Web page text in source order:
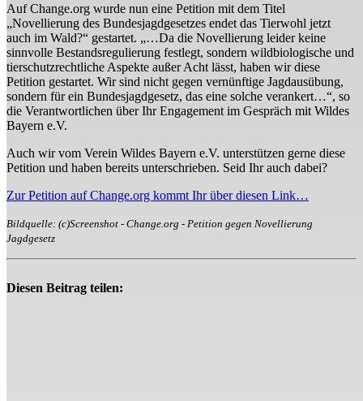
Auf Change.org wurde nun eine Petition mit dem Titel
„Novellierung des Bundesjagdgesetzes endet das Tierwohl jetzt
auch im Wald?“ gestartet. „…Da die Novellierung leider keine
sinnvolle Bestandsregulierung festlegt, sondern wildbiologische und
tierschutzrechtliche Aspekte außer Acht lässt, haben wir diese
Petition gestartet. Wir sind nicht gegen vernünftige Jagdausübung,
sondern für ein Bundesjagdgesetz, das eine solche verankert…“, so
die Verantwortlichen über Ihr Engagement im Gespräch mit Wildes
Bayern e.V.
Auch wir vom Verein Wildes Bayern e.V. unterstützen gerne diese
Petition und haben bereits unterschrieben. Seid Ihr auch dabei?
Zur Petition auf Change.org kommt Ihr über diesen Link…
Bildquelle: (c)Screenshot - Change.org - Petition gegen Novellierung
Jagdgesetz
Diesen Beitrag teilen: